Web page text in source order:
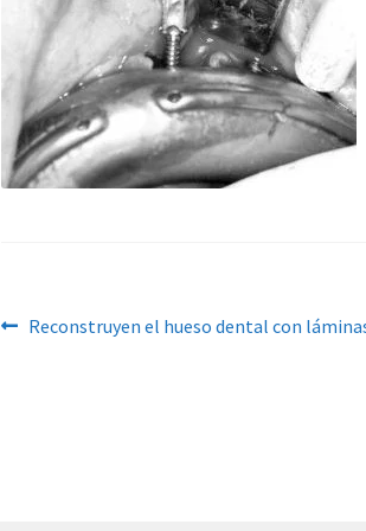
Navegación
Anterior:
Reconstruyen el hueso dental con